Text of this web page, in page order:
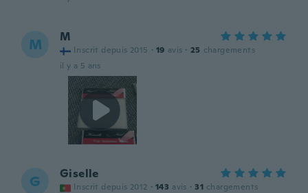
M M
Inscrit depuis 2015 · 19 avis · 25 chargements
il y a 5 ans
G Giselle
Inscrit depuis 2012 · 143 avis · 31 chargements